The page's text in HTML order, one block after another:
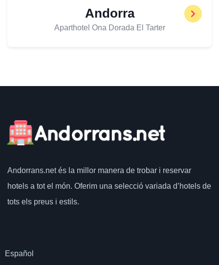
Andorra
Aparthotel Ona Dorada El Tarter
Andorrans.netés la millor manera de trobar i reservar
hotels a tot el món. Oferim una selecció variada d’hotels de
tots els preus i estils.
Español